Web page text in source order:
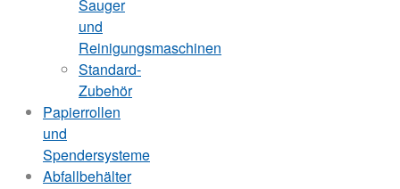
Sauger
und
Reinigungsmaschinen
Standard-
Zubehör
Papierrollen
und
Spendersysteme
Abfallbehälter